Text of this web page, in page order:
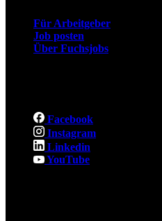
Für Arbeitgeber
Job posten
Über Fuchsjobs
Facebook
Instagram
Linkedin
YouTube